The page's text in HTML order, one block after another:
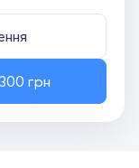
300 грн